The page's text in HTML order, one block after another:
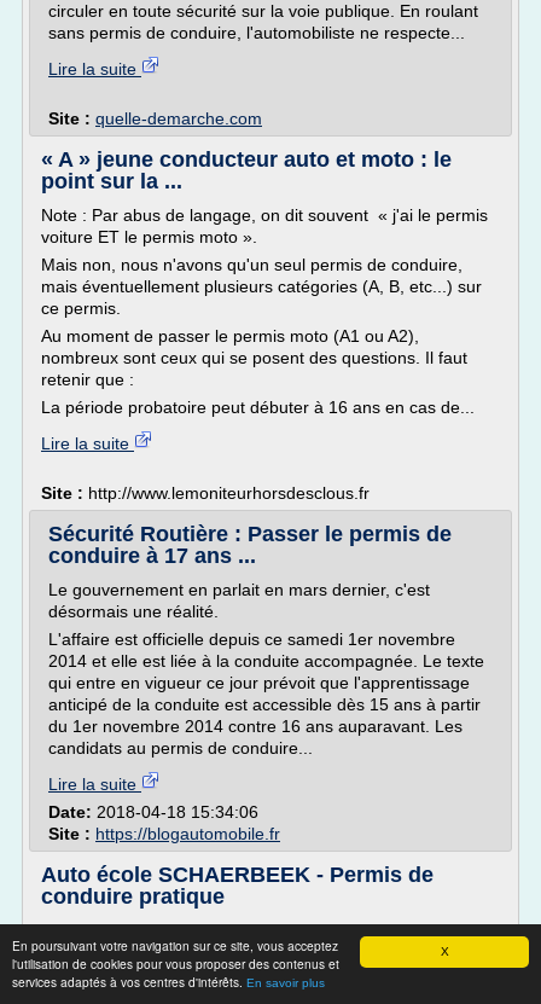
X
En poursuivant votre navigation sur ce site, vous acceptez
l'utilisation de cookies pour vous proposer des contenus et
services adaptés à vos centres d'intérêts. En savoir plus
circuler en toute sécurité sur la voie publique. En roulant
sans permis de conduire, l'automobiliste ne respecte...
Lire la suite
Site : quelle-demarche.com
« A » jeune conducteur auto et moto : le
point sur la ...
Note : Par abus de langage, on dit souvent « j'ai le permis
voiture ET le permis moto ».
Mais non, nous n'avons qu'un seul permis de conduire,
mais éventuellement plusieurs catégories (A, B, etc...) sur
ce permis.
Au moment de passer le permis moto (A1 ou A2),
nombreux sont ceux qui se posent des questions. Il faut
retenir que :
La période probatoire peut débuter à 16 ans en cas de...
Lire la suite
Site : http://www.lemoniteurhorsdesclous.fr
Sécurité Routière : Passer le permis de
conduire à 17 ans ...
Le gouvernement en parlait en mars dernier, c'est
désormais une réalité.
L'affaire est officielle depuis ce samedi 1er novembre
2014 et elle est liée à la conduite accompagnée. Le texte
qui entre en vigueur ce jour prévoit que l'apprentissage
anticipé de la conduite est accessible dès 15 ans à partir
du 1er novembre 2014 contre 16 ans auparavant. Les
candidats au permis de conduire...
Lire la suite
Date: 2018-04-18 15:34:06
Site : https://blogautomobile.fr
Auto école SCHAERBEEK - Permis de
conduire pratique
Par Xavier
Toutes personnes adultes doivent savoir conduire. Pour y
arriver, vous devez faire appel à une auto-école présentant